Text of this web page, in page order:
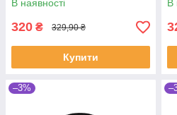
В наявності
320 ₴ 329,90 ₴
Купити
В
–3%